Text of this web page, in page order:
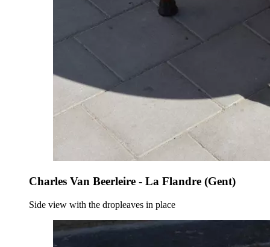
Charles Van Beerleire - La Flandre (Gent)
Side view with the dropleaves in place